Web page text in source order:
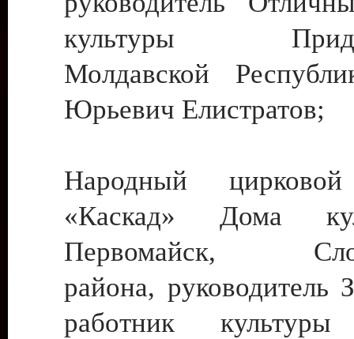
культуры
Молдавской
Юрьевич Елистратов;
Народный цирковой
«Каскад» Дома
Первомайск,
района, руководитель
работник культуры